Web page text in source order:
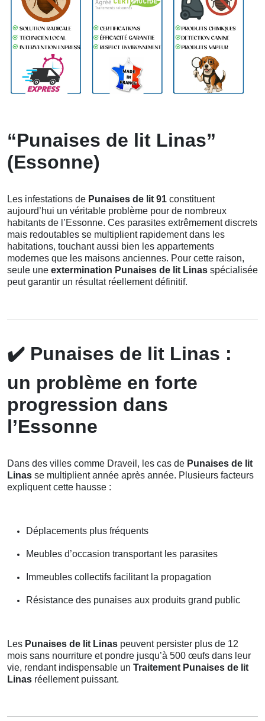
“Punaises de lit Linas”
(Essonne)
Les infestations de Punaises de lit 91 constituent
aujourd’hui un véritable problème pour de nombreux
habitants de l’Essonne. Ces parasites extrêmement discrets
mais redoutables se multiplient rapidement dans les
habitations, touchant aussi bien les appartements
modernes que les maisons anciennes. Pour cette raison,
seule une extermination Punaises de lit Linas spécialisée
peut garantir un résultat réellement définitif.
✔️ Punaises de lit Linas :
un problème en forte
progression dans
l’Essonne
Dans des villes comme Draveil, les cas de Punaises de lit
Linas se multiplient année après année. Plusieurs facteurs
expliquent cette hausse :
Déplacements plus fréquents
Meubles d’occasion transportant les parasites
Immeubles collectifs facilitant la propagation
Résistance des punaises aux produits grand public
Les Punaises de lit Linas peuvent persister plus de 12
mois sans nourriture et pondre jusqu’à 500 œufs dans leur
vie, rendant indispensable un Traitement Punaises de lit
Linas réellement puissant.